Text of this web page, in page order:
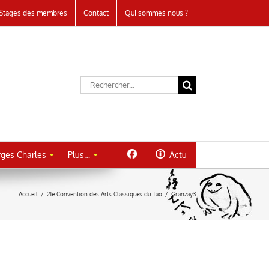
des membres Contact Qui sommes nous ?
Rechercher:
Charles Plus… Actu
Accueil / 21e Convention des Arts Classiques du Tao / Granzay3